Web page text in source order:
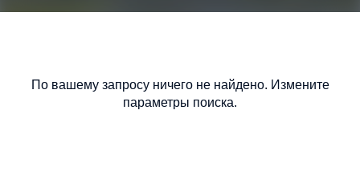
По вашему запросу ничего не найдено. Измените
параметры поиска.